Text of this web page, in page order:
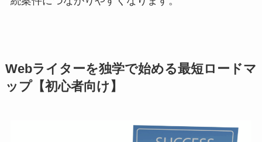
Webライターを独学で始める最短ロードマ
ップ【初心者向け】